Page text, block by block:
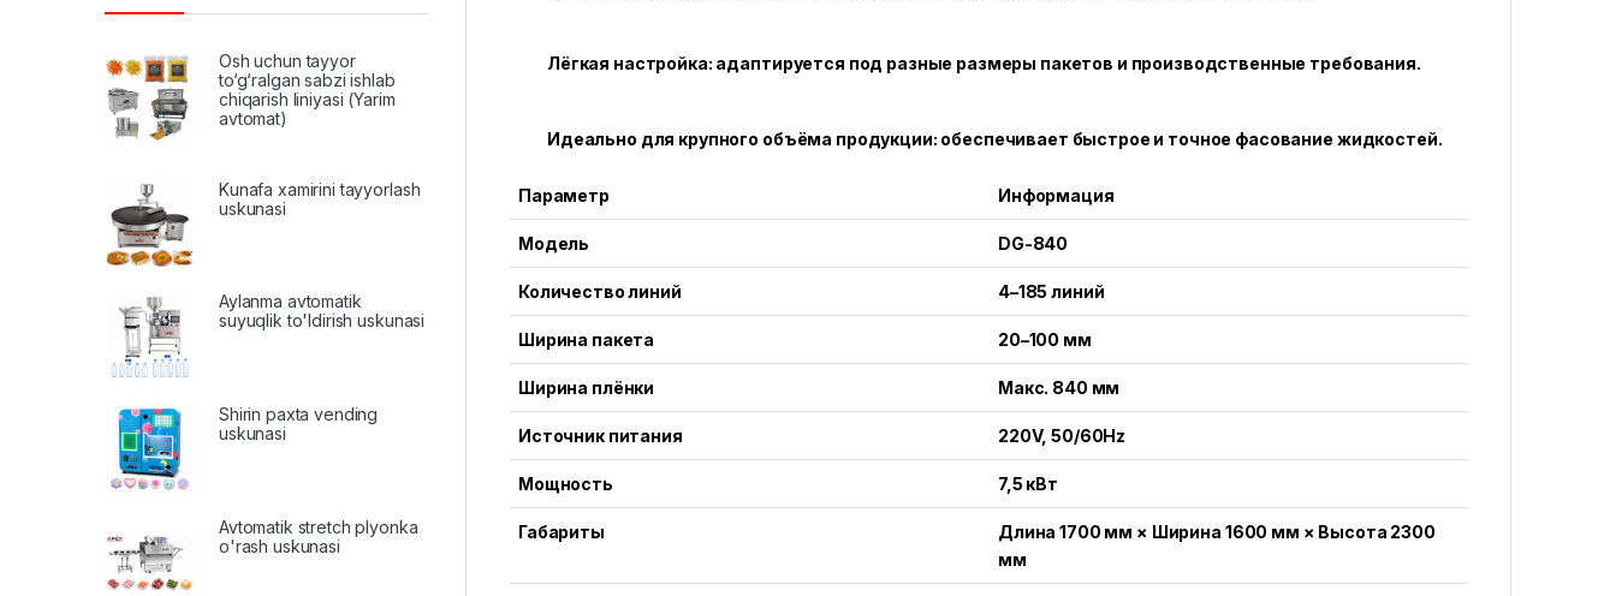
Лёгкая настройка: адаптируется под разные размеры пакетов и производственные требования.
Идеально для крупного объёма продукции: обеспечивает быстрое и точное фасование жидкостей.
Параметр Информация
Модель DG-840
Количество линий 4–185 линий
Ширина пакета 20–100 мм
Ширина плёнки Макс. 840 мм
Источник питания 220V, 50/60Hz
Мощность 7,5 кВт
Габариты
Длина 1700 мм × Ширина 1600 мм × Высота 2300
мм
Osh uchun tayyor
to‘g‘ralgan sabzi ishlab
chiqarish liniyasi (Yarim
avtomat)
Kunafa xamirini tayyorlash
uskunasi
Aylanma avtomatik
suyuqlik to'ldirish uskunasi
Shirin paxta vending
uskunasi
Avtomatik stretch plyonka
o'rash uskunasi